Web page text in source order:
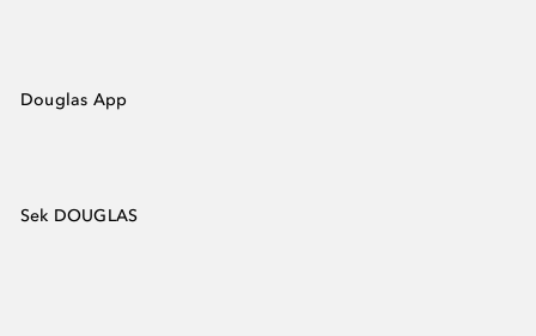
Douglas App
Sek DOUGLAS